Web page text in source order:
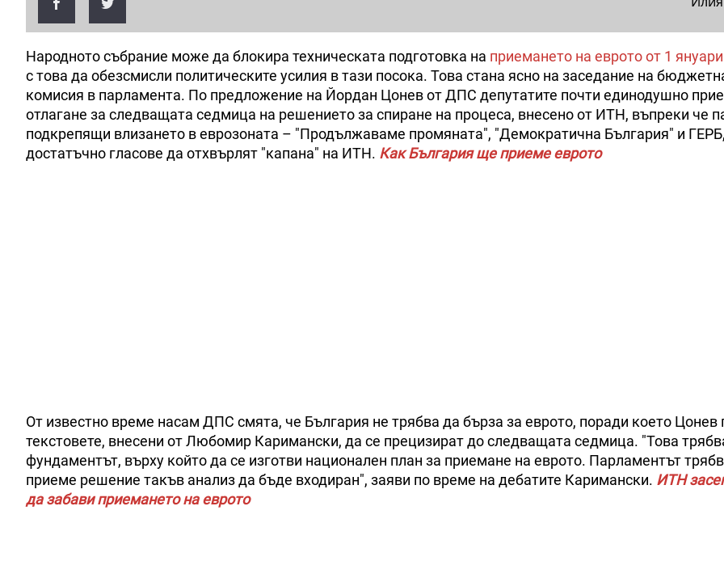
Народното събрание може да блокира техническата подготовка на приемането на еврото от 1
с това да обезсмисли политическите усилия в тази посока. Това стана ясно на заседание на
комисия в парламента. По предложение на Йордан Цонев от ДПС депутатите почти единодушно
отлагане за следващата седмица на решението за спиране на процеса, внесено от ИТН, въпреки че
подкрепящи влизането в еврозоната – "Продължаваме промяната", "Демократична България" и
достатъчно гласове да отхвърлят "капана" на ИТН. Как България ще приеме еврото
От известно време насам ДПС смята, че България не трябва да бърза за еврото, поради което
текстовете, внесени от Любомир Каримански, да се прецизират до следващата седмица. "Това
фундаментът, върху който да се изготви национален план за приемане на еврото. Парламентът
приеме решение такъв анализ да бъде входиран", заяви по време на дебатите Каримански. ИТН
да забави приемането на еврото